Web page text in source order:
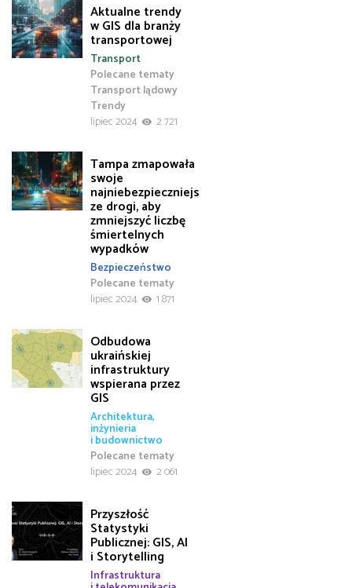
Aktualne trendy
w GIS dla branży
transportowej
Polecane tematy
Transport
Transport lądowy
Trendy
lipiec 2024
2 721
Tampa zmapowała
swoje
najniebezpieczniejs
ze drogi, aby
zmniejszyć liczbę
śmiertelnych
wypadków
Bezpieczeństwo
Polecane tematy
lipiec 2024
1 871
Odbudowa
ukraińskiej
infrastruktury
wspierana przez
GIS
Architektura,
inżynieria
i budownictwo
Polecane tematy
lipiec 2024
2 061
Przyszłość
Statystyki
Publicznej: GIS, AI
i Storytelling
Infrastruktura